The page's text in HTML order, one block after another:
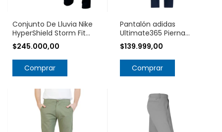
Conjunto De Lluvia Nike
HyperShield Storm Fit
Rainsuit 726399
$245.000,00
Comprar
Pantalón adidas
Ultimate365 Pierna
Cónica IT7860
$139.999,00
Comprar